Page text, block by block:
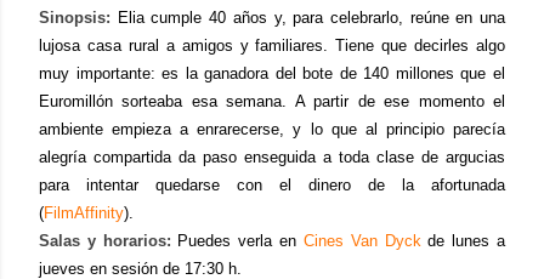
Sinopsis: Elia cumple 40 años y, para celebrarlo, reúne en una
lujosa casa rural a amigos y familiares. Tiene que decirles algo
muy importante: es la ganadora del bote de 140 millones que el
Euromillón sorteaba esa semana. A partir de ese momento el
ambiente empieza a enrarecerse, y lo que al principio parecía
alegría compartida da paso enseguida a toda clase de argucias
para intentar quedarse con el dinero de la afortunada
(FilmAffinity).
Salas y horarios: Puedes verla en Cines Van Dyck de lunes a
jueves en sesión de 17:30 h.